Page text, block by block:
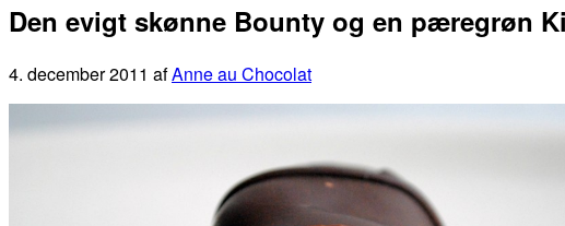
Den evigt skønne Bounty og en pæregrøn
4. december 2011 afAnne au Chocolat